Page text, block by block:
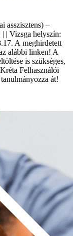
asszisztens) –
| Vizsga helyszín:
A meghirdetett
alábbi linken! A
is szükséges,
Felhasználói
át!